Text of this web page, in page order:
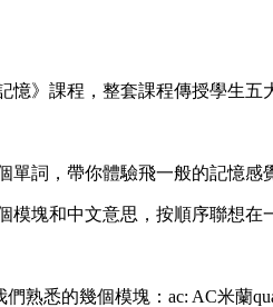
》課程，整套課程傳授學生
詞，帶你體驗飛一般的記憶感
塊和中文意思，按順序聯想在
們熟悉的幾個模塊：ac: AC米